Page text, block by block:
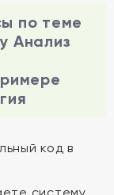
по теме
Анализ
код в